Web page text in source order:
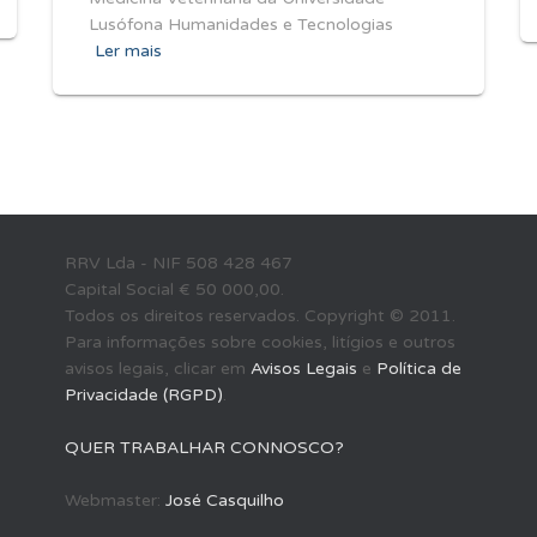
Lusófona Humanidades e Tecnologias
Ler mais
RRV Lda - NIF 508 428 467
Capital Social € 50 000,00.
Todos os direitos reservados. Copyright © 2011.
Para informações sobre cookies, litígios e outros
avisos legais, clicar em Avisos Legais e Política de
Privacidade (RGPD).
QUER TRABALHAR CONNOSCO?
Webmaster: José Casquilho